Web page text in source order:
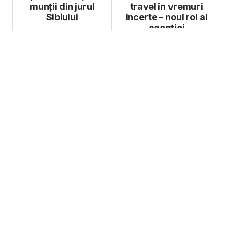
munții din jurul
Sibiului
travel în vremuri
incerte – noul rol al
agenției